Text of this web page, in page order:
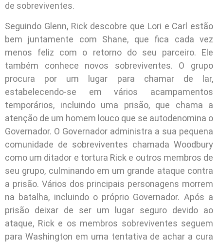
de sobreviventes.
Seguindo Glenn, Rick descobre que Lori e Carl estão
bem juntamente com Shane, que fica cada vez
menos feliz com o retorno do seu parceiro. Ele
também conhece novos sobreviventes. O grupo
procura por um lugar para chamar de lar,
estabelecendo-se em vários acampamentos
temporários, incluindo uma prisão, que chama a
atenção de um homem louco que se autodenomina o
Governador. O Governador administra a sua pequena
comunidade de sobreviventes chamada Woodbury
como um ditador e tortura Rick e outros membros de
seu grupo, culminando em um grande ataque contra
a prisão. Vários dos principais personagens morrem
na batalha, incluindo o próprio Governador. Após a
prisão deixar de ser um lugar seguro devido ao
ataque, Rick e os membros sobreviventes seguem
para Washington em uma tentativa de achar a cura